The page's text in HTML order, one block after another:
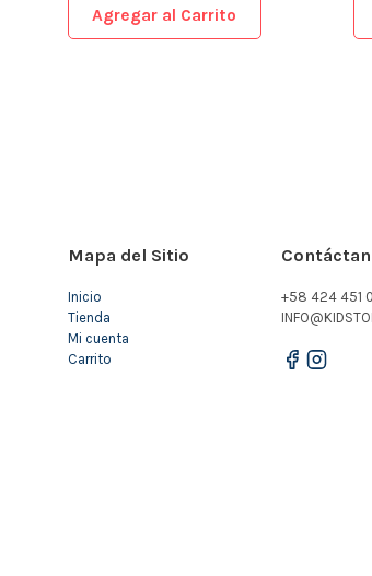
Agregar al Carrito
Mapa del Sitio
Inicio
Tienda
Mi cuenta
Carrito
+58 424 451